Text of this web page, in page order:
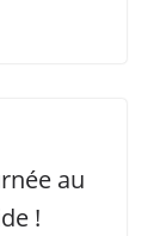
au
!